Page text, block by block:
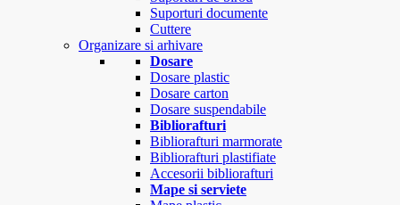
Suporturi documente
Cuttere
Organizare si arhivare
Dosare
Dosare plastic
Dosare carton
Dosare suspendabile
Bibliorafturi
Bibliorafturi marmorate
Bibliorafturi plastifiate
Accesorii bibliorafturi
Mape si serviete